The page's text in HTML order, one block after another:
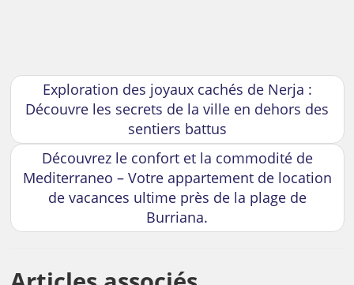
Exploration des joyaux cachés de Nerja :
Découvre les secrets de la ville en dehors des
sentiers battus
Découvrez le confort et la commodité de
Mediterraneo – Votre appartement de location
de vacances ultime près de la plage de
Burriana.